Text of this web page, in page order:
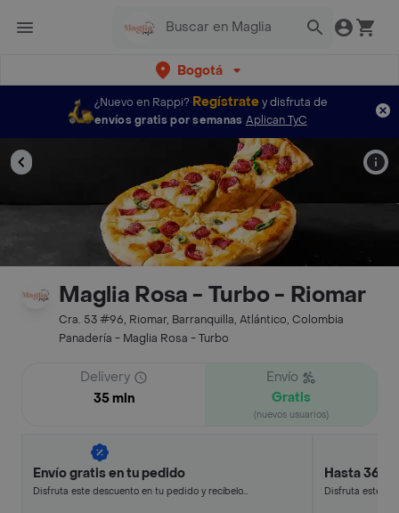
Bogotá
¿Nuevo en Rappi? Regístratey disfruta de
envíos gratis por semanas Aplican TyC
Maglia Rosa - Turbo - Riomar
Cra. 53 #96, Riomar, Barranquilla, Atlántico, Colombia
Panadería - Maglia Rosa - Turbo
Delivery
35 min
Envío
Gratis
(nuevos usuarios)
Envío gratis en tu pedido
Disfruta este descuento en tu pedido y recíbelo
Hasta 36%
Disfruta este